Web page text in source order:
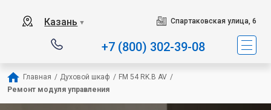
Казань ▼ Спартаковская улица, 6
+7 (800) 302-39-08
Главная / Духовой шкаф / FM 54 RK.B AV /
Ремонт модуля управления